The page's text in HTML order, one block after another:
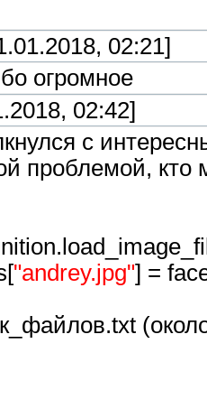
02:21]
огромное
02:42]
с
проблемой, кто
"andrey.jpg"] =